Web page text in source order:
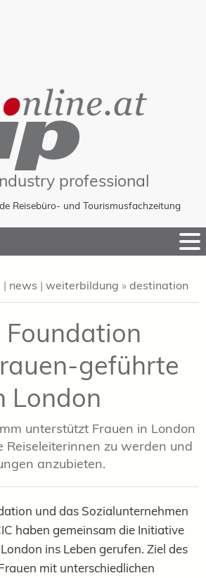
professional
Reisebüro- und Tourismusfachzeitung
| news | weiterbildung » destination
Foundation
geführte
London
unterstützt Frauen in London
Reiseleiterinnen zu werden und
anzubieten.
und das Sozialunternehmen
haben gemeinsam die Initiative
ins Leben gerufen. Ziel des
mit unterschiedlichen